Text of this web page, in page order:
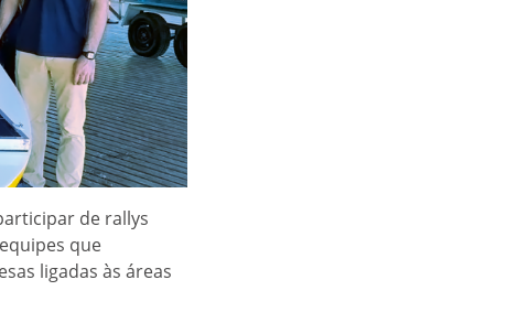
de rallys
que
ligadas às áreas